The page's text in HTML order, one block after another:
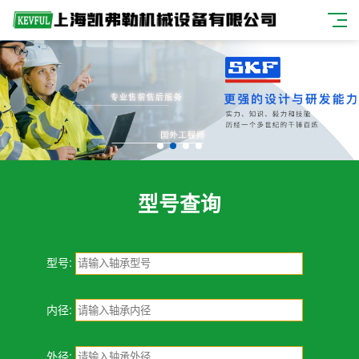
型号查询
型号:
内径: